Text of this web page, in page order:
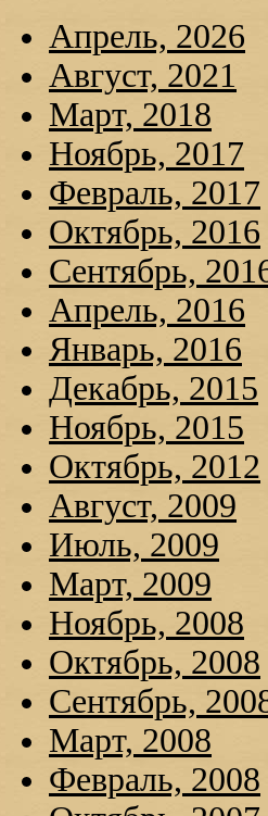
Апрель, 2026
Август, 2021
Март, 2018
Ноябрь, 2017
Февраль, 2017
Октябрь, 2016
Сентябрь,
Апрель, 2016
Январь, 2016
Декабрь, 2015
Ноябрь, 2015
Октябрь, 2012
Август, 2009
Июль, 2009
Март, 2009
Ноябрь, 2008
Октябрь, 2008
Сентябрь,
Март, 2008
Февраль, 2008